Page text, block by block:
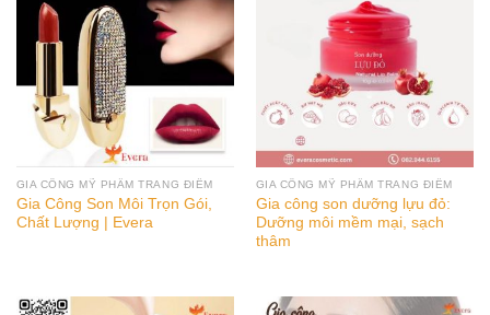
GIA CÔNG MỸ PHẨM TRANG ĐIỂM
Gia Công Son Môi Trọn Gói,
Chất Lượng | Evera
GIA CÔNG MỸ PHẨM TRANG ĐIỂM
Gia công son dưỡng lựu đỏ:
Dưỡng môi mềm mại, sạch
thâm